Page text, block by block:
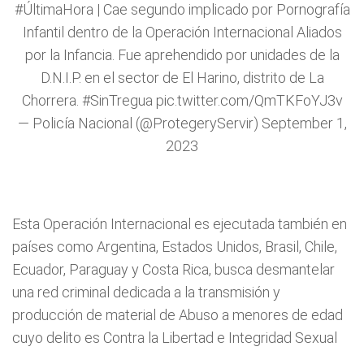
#ÚltimaHora | Cae segundo implicado por Pornografía
Infantil dentro de la Operación Internacional Aliados
por la Infancia. Fue aprehendido por unidades de la
D.N.I.P. en el sector de El Harino, distrito de La
Chorrera. #SinTregua pic.twitter.com/QmTKFoYJ3v
— Policía Nacional (@ProtegeryServir) September 1,
2023
Esta Operación Internacional es ejecutada también en
países como Argentina, Estados Unidos, Brasil, Chile,
Ecuador, Paraguay y Costa Rica, busca desmantelar
una red criminal dedicada a la transmisión y
producción de material de Abuso a menores de edad
cuyo delito es Contra la Libertad e Integridad Sexual